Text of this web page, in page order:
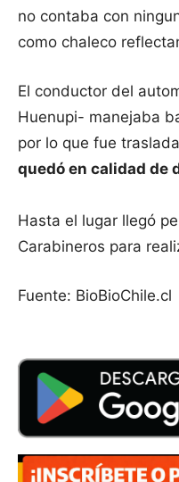
no contaba con
como chaleco
El conductor del
Huenupi- manejaba
por lo que fue
quedó en calidad de
Hasta el lugar llegó
Carabineros para
Fuente: BioBioChile.cl